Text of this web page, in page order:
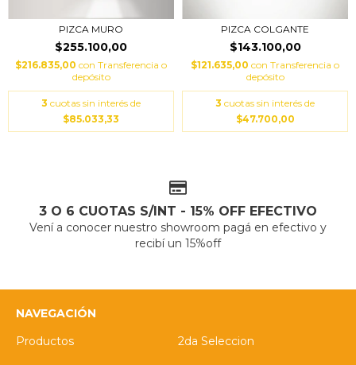
PIZCA MURO
$255.100,00
$216.835,00 con Transferencia o
depósito
3 cuotas sin interés de
$85.033,33
PIZCA COLGANTE
$143.100,00
$121.635,00 con Transferencia o
depósito
3 cuotas sin interés de
$47.700,00
3 O 6 CUOTAS S/INT - 15% OFF EFECTIVO
Vení a conocer nuestro showroom pagá en efectivo y
recibí un 15%off
NAVEGACIÓN
Productos
2da Seleccion